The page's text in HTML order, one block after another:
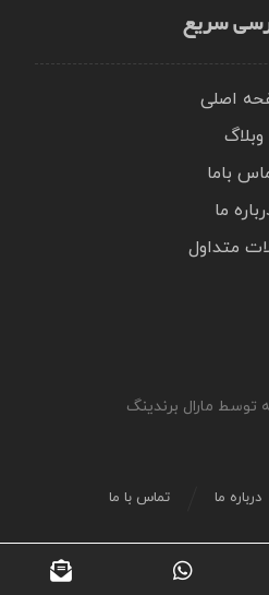
سریع
اصلی
وبلاگ
باما
ما
متداول
توسط مارال برندینگ
تماس با ما درباره ما